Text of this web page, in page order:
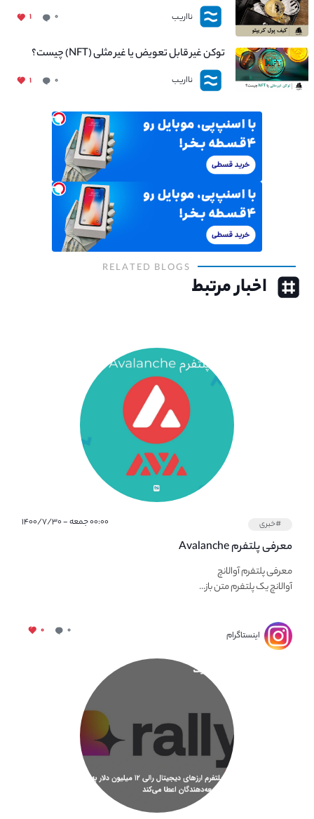
نااریب ۰ ۱
توکن غیر قابل تعویض یا غیر مثلی (NFT) چیست؟
نااریب ۰ ۱
RELATED BLOGS
اخبار مرتبط
#خبری ۰۰:۰۰ جمعه - ۱۴۰۰/۷/۳۰
معرفی پلتفرم Avalanche
معرفی پلتفرم آوالانچ
آوالانچ یک پلتفرم متن باز...
اینستاگرام ۰ ۰